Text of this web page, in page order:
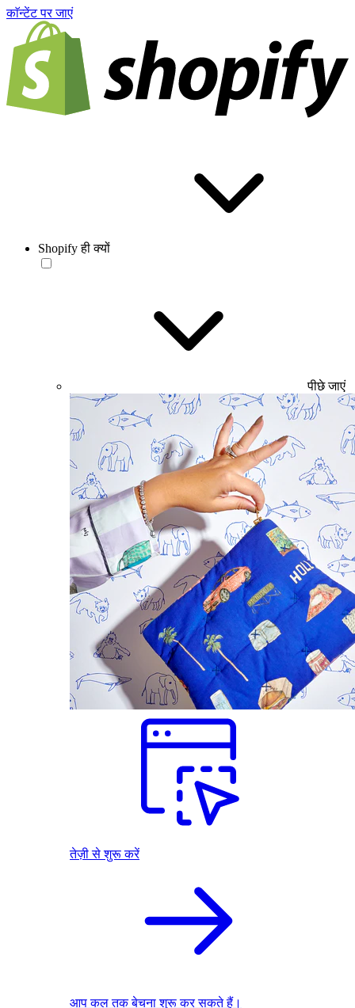
काॅन्टेंट पर जाएं
Shopify ही क्यों
पीछे जाएं
तेज़ी से शुरू करें
आप कल तक बेचना शुरू कर सकते हैं।